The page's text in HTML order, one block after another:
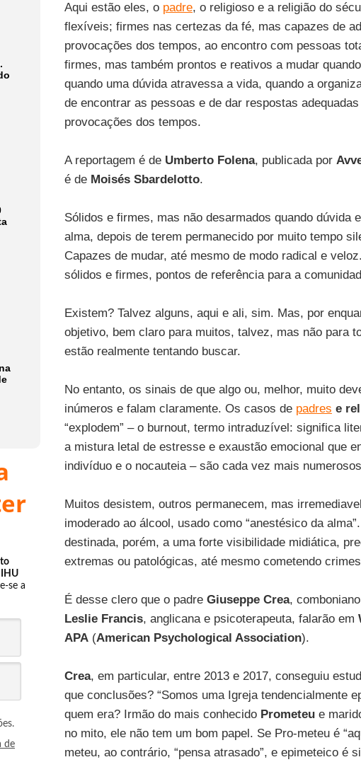
se a
de
Aqui estão eles, o padre, o religioso e a religião do
flexíveis; firmes nas certezas da fé, mas capazes de
provocações dos tempos, ao encontro com pessoas
firmes, mas também prontos e reativos a mudar
quando uma dúvida atravessa a vida, quando a
de encontrar as pessoas e de dar respostas
provocações dos tempos.
A reportagem é de Umberto Folena, publicada por
é de Moisés Sbardelotto.
Sólidos e firmes, mas não desarmados quando dúvida
alma, depois de terem permanecido por muito tempo
Capazes de mudar, até mesmo de modo radical e
sólidos e firmes, pontos de referência para a
Existem? Talvez alguns, aqui e ali, sim. Mas, por
objetivo, bem claro para muitos, talvez, mas não para
estão realmente tentando buscar.
No entanto, os sinais de que algo ou, melhor, muito
inúmeros e falam claramente. Os casos de padres e
“explodem” – o burnout, termo intraduzível: significa
a mistura letal de estresse e exaustão emocional que
indivíduo e o nocauteia – são cada vez mais
Muitos desistem, outros permanecem, mas
imoderado ao álcool, usado como “anestésico da
destinada, porém, a uma forte visibilidade midiática,
extremas ou patológicas, até mesmo cometendo
É desse clero que o padre Giuseppe Crea,
Leslie Francis, anglicana e psicoterapeuta, falarão em
APA(American Psychological Association).
Crea, em particular, entre 2013 e 2017, conseguiu
que conclusões? “Somos uma Igreja tendencialmente
quem era? Irmão do mais conhecido Prometeue
no mito, ele não tem um bom papel. Se Pro-meteu é
meteu, ao contrário, “pensa atrasado”, e epimeteico é